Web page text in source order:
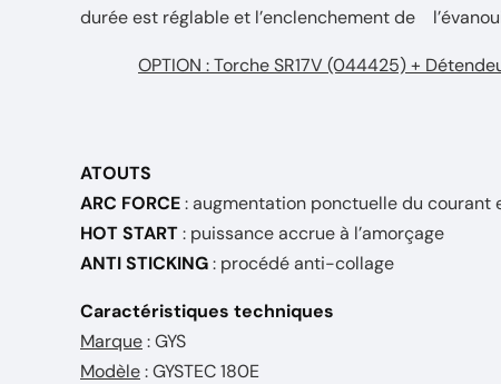
durée est réglable et l’enclenchement de
OPTION : Torche SR17V (044425) +
ATOUTS
ARC FORCE: augmentation ponctuelle du
HOT START: puissance accrue à l’amorçage
ANTI STICKING: procédé anti-collage
Caractéristiques techniques
Marque: GYS
Modèle: GYSTEC 180E